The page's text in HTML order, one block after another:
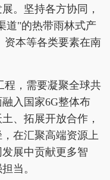
。坚持各方协同，
道"的热带雨林式产
资本等各类要素在南
程，需要凝聚全球共
入国家6G整体布
、拓展开放合作，
在汇聚高端资源上
展中贡献更多智
当。